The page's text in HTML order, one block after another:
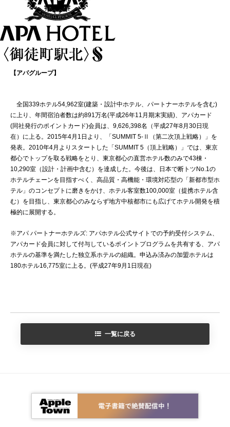
【アパグループ】
全国339ホテル54,962室(建築・設計中ホテル、パートナーホテルを含む)
に上り、年間宿泊者数は約891万名(平成26年11月期末実績)、アパカード
(同社発行のポイントカード)会員は、9,626,398名（平成27年8月30日現
在）に上る。2015年4月1日より、「SUMMIT 5-Ⅱ（第二次頂上戦略）」を
発表。2010年4月よりスタートした「SUMMIT 5（頂上戦略）」では、東京
都心でトップを取る戦略をとり、東京都心の直営ホテル数のみで43棟・
10,290室（設計・計画中含む）を達成した。今後は、日本で断トツNo.1の
ホテルチェーンを目指すべく、高品質・高機能・環境対応型の「新都市型ホ
テル」のコンセプトに磨きをかけ、ホテル客室数100,000室（提携ホテル含
む）を目指し、東京都心のみならず地方中核都市にも広げてホテル開発を積
極的に展開する。
※アパ パートナーホテルズ: アパホテル公式サイトでの予約受付システム、
アパカード会員に対して付与しているポイントプログラムを共有する、アパ
ホテルの基準を満たした独立系ホテルの組織。申込み済みの加盟ホテルは
180ホテル16,775室に上る。(平成27年9月1日現在)
一覧に戻る